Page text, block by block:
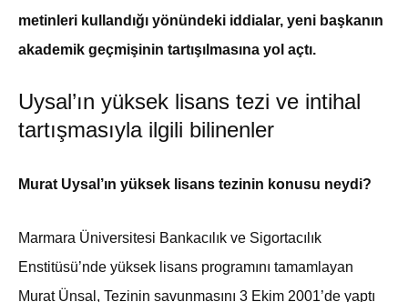
metinleri kullandığı yönündeki iddialar, yeni başkanın
akademik geçmişinin tartışılmasına yol açtı.
Uysal’ın yüksek lisans tezi ve intihal
tartışmasıyla ilgili bilinenler
Murat Uysal’ın yüksek lisans tezinin konusu neydi?
Marmara Üniversitesi Bankacılık ve Sigortacılık
Enstitüsü’nde yüksek lisans programını tamamlayan
Murat Ünsal, Tezinin savunmasını 3 Ekim 2001’de yaptı